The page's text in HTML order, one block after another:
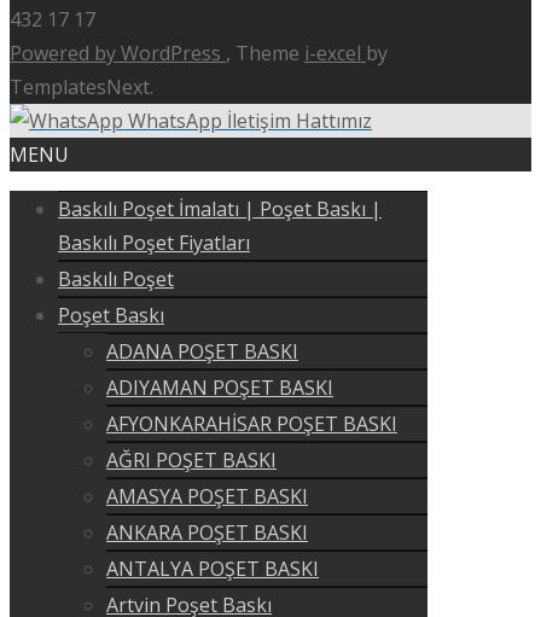
432 17 17
Powered by WordPress , Theme i-excel by
TemplatesNext.
WhatsApp İletişim Hattımız
MENU
Baskılı Poşet İmalatı | Poşet Baskı |
Baskılı Poşet Fiyatları
Baskılı Poşet
Poşet Baskı
ADANA POŞET BASKI
ADIYAMAN POŞET BASKI
AFYONKARAHİSAR POŞET BASKI
AĞRI POŞET BASKI
AMASYA POŞET BASKI
ANKARA POŞET BASKI
ANTALYA POŞET BASKI
Artvin Poşet Baskı